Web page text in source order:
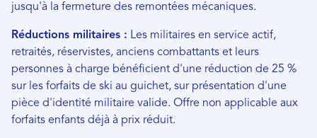
jusqu'à la fermeture des remontées mécaniques.
Réductions militaires : Les militaires en service actif,
retraités, réservistes, anciens combattants et leurs
personnes à charge bénéficient d'une réduction de 25 %
sur les forfaits de ski au guichet, sur présentation d'une
pièce d'identité militaire valide. Offre non applicable aux
forfaits enfants déjà à prix réduit.